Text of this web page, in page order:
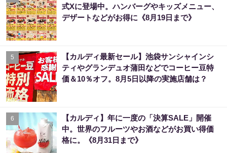
式Xに登場中。ハンバーグやキッズメニュー、
デザートなどがお得に《8月19日まで》
5
【カルディ最新セール】池袋サンシャインシ
ティやグランデュオ蒲田などでコーヒー豆特
価＆10％オフ。8月5日以降の実施店舗は？
6
【カルディ】年に一度の「決算SALE」開催
中。世界のフルーツやお酒などがお買い得価
格に。《8月31日まで》